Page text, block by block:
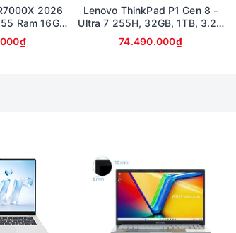
2026
)
Lenovo ThinkPad P1 Gen 8 -
Ultra 7 255H, 32GB, 1TB, 3.2K
120Hz
74.490.000₫